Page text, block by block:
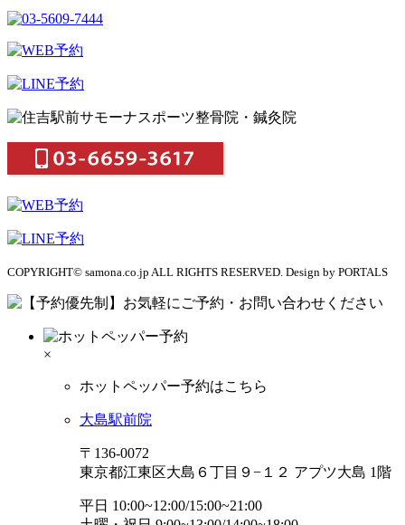
COPYRIGHT© samona.co.jp ALL RIGHTS RESERVED. Design by PORTALS
×
ホットペッパー予約はこちら
大島駅前院
〒136-0072
東京都江東区大島６丁目９−１２ アプツ大島 1階
平日 10:00~12:00/15:00~21:00